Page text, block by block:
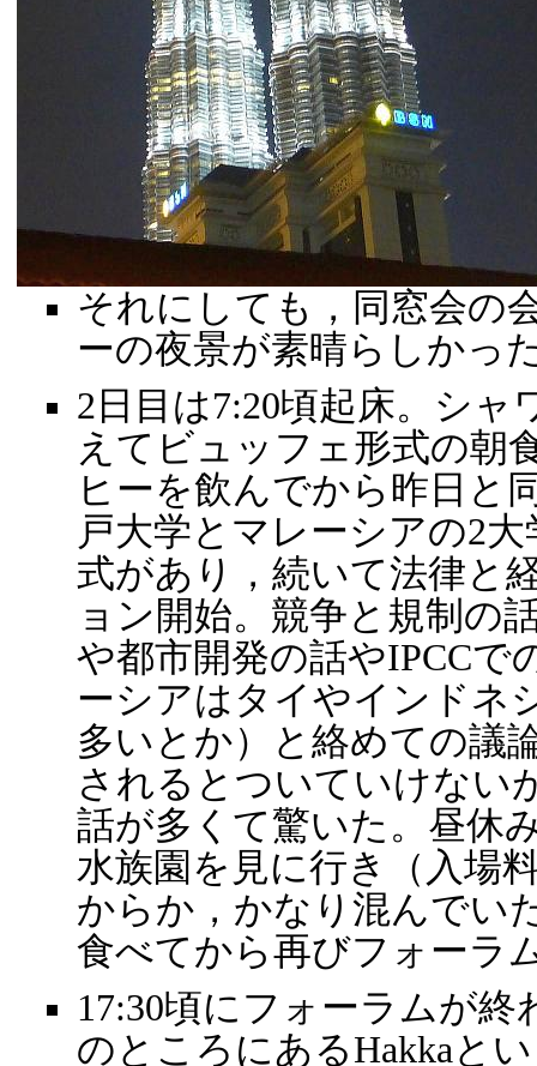
それにしても，同窓会の
ーの夜景が素晴らしかっ
2日目は7:20頃起床。シャ
えてビュッフェ形式の朝
ヒーを飲んでから昨日と
戸大学とマレーシアの2
式があり，続いて法律と
ョン開始。競争と規制の
や都市開発の話やIPCCで
ーシアはタイやインドネ
多いとか）と絡めての議
されるとついていけない
話が多くて驚いた。昼休
水族園を見に行き（入場
からか，かなり混んでい
食べてから再びフォーラ
17:30頃にフォーラムが終
のところにあるHakkaと